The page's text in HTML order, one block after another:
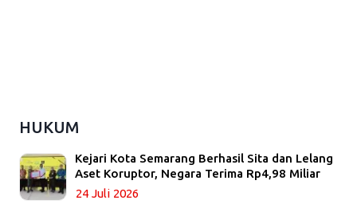
HUKUM
Kejari Kota Semarang Berhasil Sita dan Lelang
Aset Koruptor, Negara Terima Rp4,98 Miliar
24 Juli 2026